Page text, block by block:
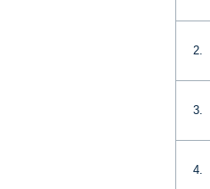
2.
3.
4.